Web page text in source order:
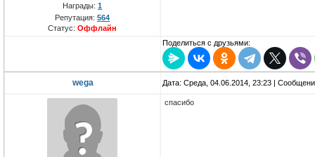
Награды: 1
Репутация: 564
Статус: Оффлайн
Поделиться с друзьями:
wega Дата: Среда, 04.06.2014, 23:23 |
спасибо